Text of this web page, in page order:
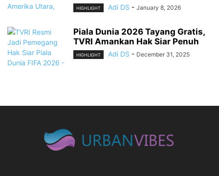
HIGHLIGHT Adi DS - January 8, 2026
Piala Dunia 2026 Tayang Gratis,
TVRI Amankan Hak Siar Penuh
HIGHLIGHT Adi DS - December 31, 2025